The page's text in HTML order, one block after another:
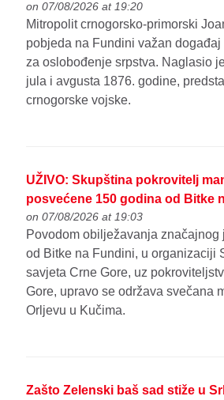
on 07/08/2026 at 19:20
Mitropolit crnogorsko-primorski
pobjeda na Fundini važan
za oslobođenje srpstva. Naglasio
jula i avgusta 1876. godine,
crnogorske vojske.
UŽIVO: Skupština pokrovitelj
posvećene 150 godina od Bitke
on 07/08/2026 at 19:03
Povodom obilježavanja
od Bitke na Fundini, u organizaciji
savjeta Crne Gore, uz
Gore, upravo se održava svečana
Orljevu u Kučima.
Zašto Zelenski baš sad stiže u